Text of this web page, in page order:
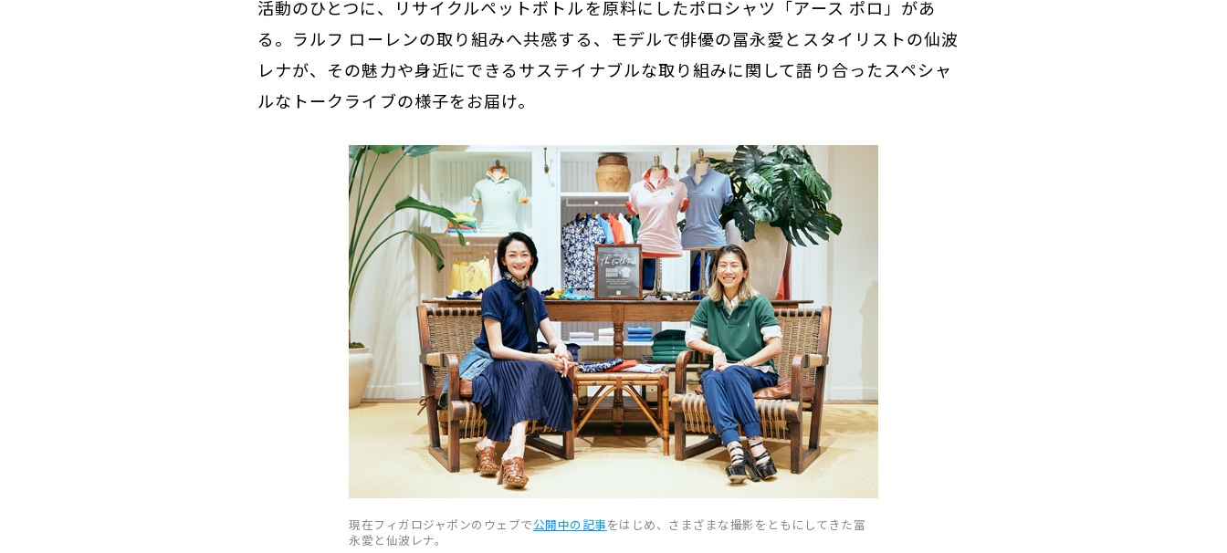
活動のひとつに、リサイクルペットボトルを原料にしたポロシャツ「アース ポロ」があ
る。ラルフ ローレンの取り組みへ共感する、モデルで俳優の冨永愛とスタイリストの仙波
レナが、その魅力や身近にできるサステイナブルな取り組みに関して語り合ったスペシャ
ルなトークライブの様子をお届け。
現在フィガロジャポンのウェブで公開中の記事をはじめ、さまざまな撮影をともにしてきた冨
永愛と仙波レナ。